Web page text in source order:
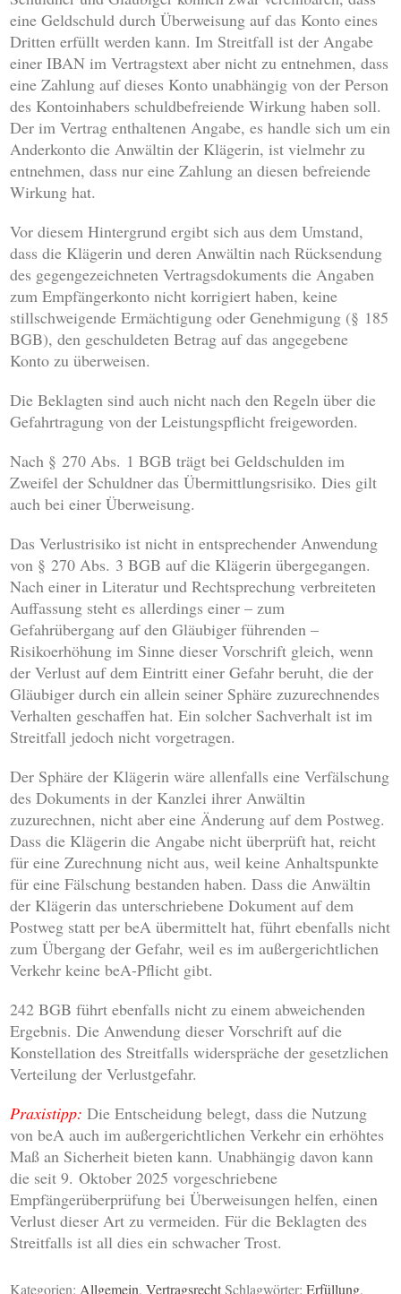
eine Geldschuld durch Überweisung auf das Konto eines
Dritten erfüllt werden kann. Im Streitfall ist der Angabe
einer IBAN im Vertragstext aber nicht zu entnehmen, dass
eine Zahlung auf dieses Konto unabhängig von der Person
des Kontoinhabers schuldbefreiende Wirkung haben soll.
Der im Vertrag enthaltenen Angabe, es handle sich um ein
Anderkonto die Anwältin der Klägerin, ist vielmehr zu
entnehmen, dass nur eine Zahlung an diesen befreiende
Wirkung hat.
Vor diesem Hintergrund ergibt sich aus dem Umstand,
dass die Klägerin und deren Anwältin nach Rücksendung
des gegengezeichneten Vertragsdokuments die Angaben
zum Empfängerkonto nicht korrigiert haben, keine
stillschweigende Ermächtigung oder Genehmigung (§ 185
BGB), den geschuldeten Betrag auf das angegebene
Konto zu überweisen.
Die Beklagten sind auch nicht nach den Regeln über die
Gefahrtragung von der Leistungspflicht freigeworden.
Nach § 270 Abs. 1 BGB trägt bei Geldschulden im
Zweifel der Schuldner das Übermittlungsrisiko. Dies gilt
auch bei einer Überweisung.
Das Verlustrisiko ist nicht in entsprechender Anwendung
von § 270 Abs. 3 BGB auf die Klägerin übergegangen.
Nach einer in Literatur und Rechtsprechung verbreiteten
Auffassung steht es allerdings einer – zum
Gefahrübergang auf den Gläubiger führenden –
Risikoerhöhung im Sinne dieser Vorschrift gleich, wenn
der Verlust auf dem Eintritt einer Gefahr beruht, die der
Gläubiger durch ein allein seiner Sphäre zuzurechnendes
Verhalten geschaffen hat. Ein solcher Sachverhalt ist im
Streitfall jedoch nicht vorgetragen.
Der Sphäre der Klägerin wäre allenfalls eine Verfälschung
des Dokuments in der Kanzlei ihrer Anwältin
zuzurechnen, nicht aber eine Änderung auf dem Postweg.
Dass die Klägerin die Angabe nicht überprüft hat, reicht
für eine Zurechnung nicht aus, weil keine Anhaltspunkte
für eine Fälschung bestanden haben. Dass die Anwältin
der Klägerin das unterschriebene Dokument auf dem
Postweg statt per beA übermittelt hat, führt ebenfalls nicht
zum Übergang der Gefahr, weil es im außergerichtlichen
Verkehr keine beA-Pflicht gibt.
242 BGB führt ebenfalls nicht zu einem abweichenden
Ergebnis. Die Anwendung dieser Vorschrift auf die
Konstellation des Streitfalls widerspräche der gesetzlichen
Verteilung der Verlustgefahr.
Praxistipp: Die Entscheidung belegt, dass die Nutzung
von beA auch im außergerichtlichen Verkehr ein erhöhtes
Maß an Sicherheit bieten kann. Unabhängig davon kann
die seit 9. Oktober 2025 vorgeschriebene
Empfängerüberprüfung bei Überweisungen helfen, einen
Verlust dieser Art zu vermeiden. Für die Beklagten des
Streitfalls ist all dies ein schwacher Trost.
Kategorien: Allgemein,VertragsrechtSchlagwörter:Erfüllung,